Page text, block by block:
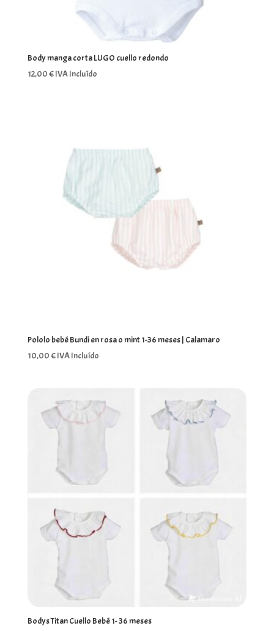
Body manga corta LUGO cuello redondo
12,00€IVA Incluído
Pololo bebé Bundi en rosa o mint 1-36 meses | Calamaro
10,00€IVA Incluído
Bodys Titan Cuello Bebé 1- 36 meses